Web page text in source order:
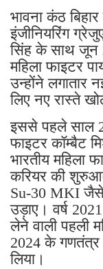
भावना कंठ
इंजीनियरिंग
सिंह के साथ जून
महिला फाइटर
उन्होंने लगातार
लिए नए रास्ते
इससे पहले साल
फाइटर कॉम्बैट
भारतीय महिला
करियर की
Su-30 MKI जैसे
उड़ाए। वर्ष
लेने वाली पहली
2024 के गणतंत्र
लिया।